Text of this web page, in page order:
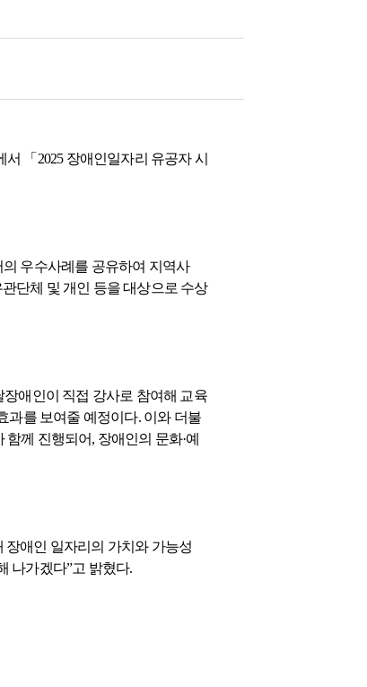
「2025 장애인일자리 유공자 시
우수사례를 공유하여 지역사
단체 및 개인 등을 대상으로 수상
애인이 직접 강사로 참여해 교육
과를 보여줄 예정이다. 이와 더불
께 진행되어, 장애인의 문화·예
장애인 일자리의 가치와 가능성
나가겠다”고 밝혔다.